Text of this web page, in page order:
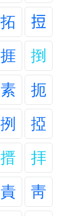
拓
𢭃
捱
捯
素
扼
挒
掗
搢
拝
責
靑